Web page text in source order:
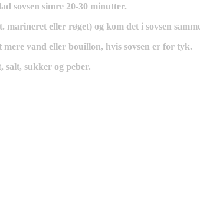
sovsen simre 20-30 minutter.
marineret eller røget) og kom det i sovsen
mere vand eller bouillon, hvis sovsen er for tyk.
salt, sukker og peber.